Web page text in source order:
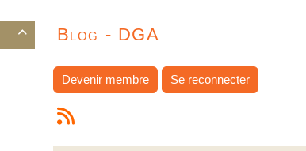
 Blog - DGA
Devenir membre Se reconnecter